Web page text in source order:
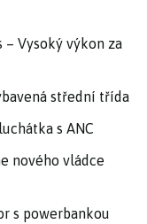
– Vysoký výkon za
střední třída
s ANC
nového vládce
s powerbankou